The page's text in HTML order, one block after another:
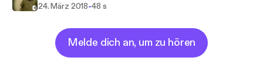
24. März 2018-48 s
Melde dich an, um zu hören